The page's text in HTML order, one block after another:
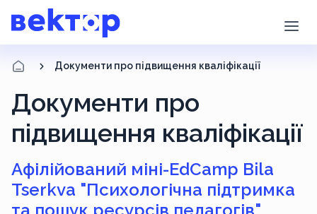
Документи про підвищення кваліфікації
Документи про
підвищення кваліфікації
Афілійований міні-EdCamp Bila
Tserkva "Психологічна підтримка